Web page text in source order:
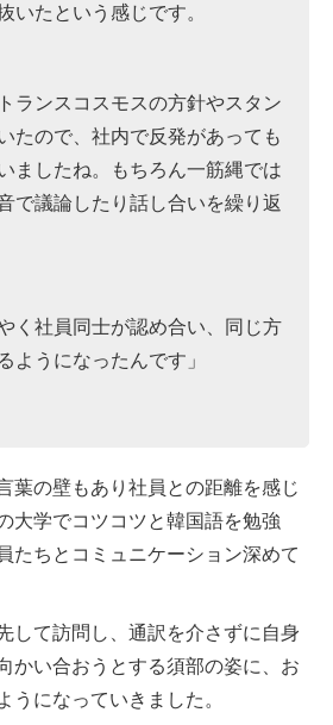
いたという感じです。
ランスコスモスの方針やスタン
たので、社内で反発があっても
ましたね。もちろん一筋縄では
で議論したり話し合いを繰り返
く社員同士が認め合い、同じ方
ようになったんです」
葉の壁もあり社員との距離を感じ
大学でコツコツと韓国語を勉強
たちとコミュニケーション深めて
して訪問し、通訳を介さずに自身
かい合おうとする須部の姿に、お
うになっていきました。